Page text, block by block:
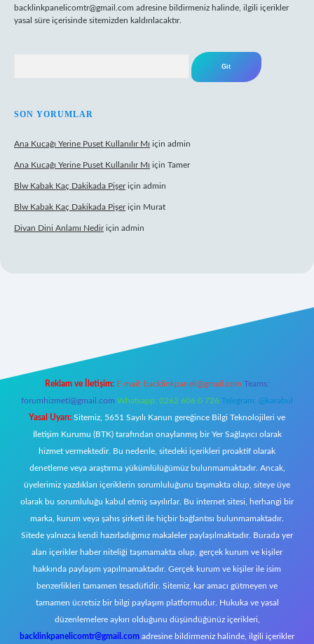
backlinkpanelicomtr@gmail.com adresine bildirmeniz halinde, ilgili içerikler
yasal süre içerisinde sitemizden kaldırılacaktır.
SON YORUMLAR
Ana Kucağı Yerine Puset Kullanılır Mı için admin
Ana Kucağı Yerine Puset Kullanılır Mı için Tamer
Blw Kabak Kaç Dakikada Pişeriçin admin
Blw Kabak Kaç Dakikada Pişeriçin Murat
Divan Dini Anlamı Nediriçin admin
Reklam ve İletişim: E-mail: backlinkpaneli@gmail.com Teams:
forumhizmeti@gmail.com Whatsapp: 0262 606 0 726 Telegram: @karabul
Yasal Uyarı: Sitemiz, 5651 Sayılı Kanun gereğince Bilgi Teknolojileri ve
İletişim Kurumu (BTK) tarafından onaylanmış bir Yer Sağlayıcı olarak
hizmet vermektedir. Bu nedenle, sitedeki içerikleri proaktif olarak
denetleme veya araştırma yükümlülüğümüz bulunmamaktadır. Ancak,
üyelerimiz yazdıkları içeriklerin sorumluluğunu taşımakta olup, siteye üye
olarak bu sorumluluğu kabul etmiş sayılırlar. Bu internet sitesi, herhangi bir
marka, kurum veya şahıs şirketi ile hiçbir bağlantısı bulunmamaktadır.
Sitede yalnızca kendi hazırladığımız makaleler paylaşılmaktadır. Burada yer
alan içerikler haber niteliği taşımamakta olup, gerçek kurum ve kişiler
hakkında paylaşım yapılmamaktadır. Gerçek kurum ve kişiler ile isim
benzerlikleri tamamen tesadüfidir. Sitemiz, kar amacı gütmeyen ve
tamamen ücretsiz bir bilgi paylaşım platformudur. Hukuka ve yasal
düzenlemelere aykırı olduğunu düşündüğünüz içerikleri,
backlinkpanelicomtr@gmail.com adresine bildirmeniz halinde, ilgili içerikler